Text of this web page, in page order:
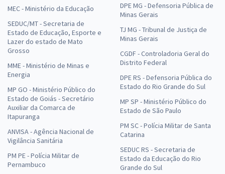
MEC - Ministério da Educação
SEDUC/MT - Secretaria de
Estado de Educação, Esporte e
Lazer do estado de Mato
Grosso
MME - Ministério de Minas e
Energia
MP GO - Ministério Público do
Estado de Goiás - Secretário
Auxiliar da Comarca de
Itapuranga
ANVISA - Agência Nacional de
Vigilância Sanitária
PM PE - Polícia Militar de
Pernambuco
DPE MG - Defensoria Pública de
Minas Gerais
TJ MG - Tribunal de Justiça de
Minas Gerais
CGDF - Controladoria Geral do
Distrito Federal
DPE RS - Defensoria Pública do
Estado do Rio Grande do Sul
MP SP - Ministério Público do
Estado de São Paulo
PM SC - Polícia Militar de Santa
Catarina
SEDUC RS - Secretaria de
Estado da Educação do Rio
Grande do Sul